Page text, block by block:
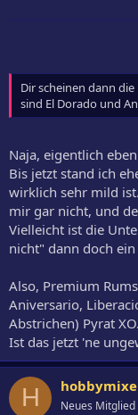
Dir scheinen dann
sind El Dorado und
Naja, eigentlich
Bis jetzt stand ich
wirklich sehr mild
mir gar nicht, und
Vielleicht ist die
nicht" dann doch
Also, Premium
Aniversario,
Abstrichen) Pyrat XO.
Ist das jetzt 'ne
H Neues Mitglied